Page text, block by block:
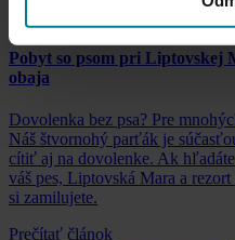
Pobyt so psom pri Liptovskej
obaja
Dovolenka bez psa? Pre
Náš štvornohý parťák je
cítiť aj na dovolenke. Ak
váš pes, Liptovská Mara a
si zamilujete.
Prečítať článok